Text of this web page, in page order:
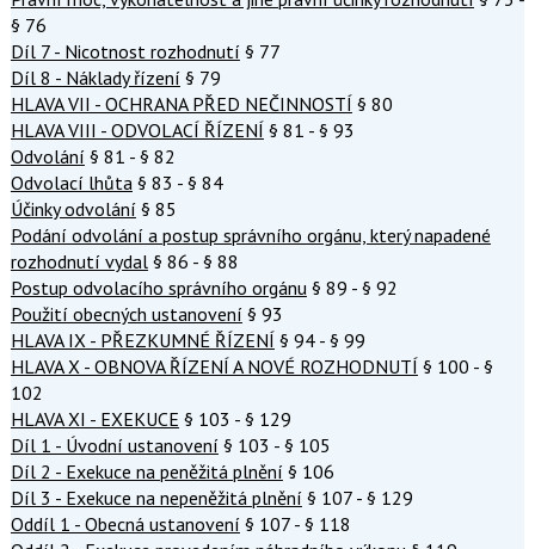
§ 76
Díl 7 - Nicotnost rozhodnutí § 77
Díl 8 - Náklady řízení § 79
HLAVA VII - OCHRANA PŘED NEČINNOSTÍ § 80
HLAVA VIII - ODVOLACÍ ŘÍZENÍ § 81 - § 93
Odvolání § 81 - § 82
Odvolací lhůta § 83 - § 84
Účinky odvolání § 85
Podání odvolání a postup správního orgánu, který napadené
rozhodnutí vydal § 86 - § 88
Postup odvolacího správního orgánu § 89 - § 92
Použití obecných ustanovení § 93
HLAVA IX - PŘEZKUMNÉ ŘÍZENÍ § 94 - § 99
HLAVA X - OBNOVA ŘÍZENÍ A NOVÉ ROZHODNUTÍ § 100 - §
102
HLAVA XI - EXEKUCE § 103 - § 129
Díl 1 - Úvodní ustanovení § 103 - § 105
Díl 2 - Exekuce na peněžitá plnění § 106
Díl 3 - Exekuce na nepeněžitá plnění § 107 - § 129
Oddíl 1 - Obecná ustanovení § 107 - § 118